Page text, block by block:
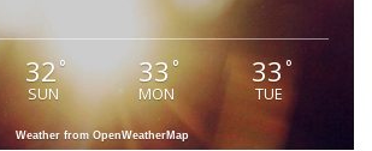
32°
SUN
33 °
MON
33°
TUE
Weather from OpenWeatherMap